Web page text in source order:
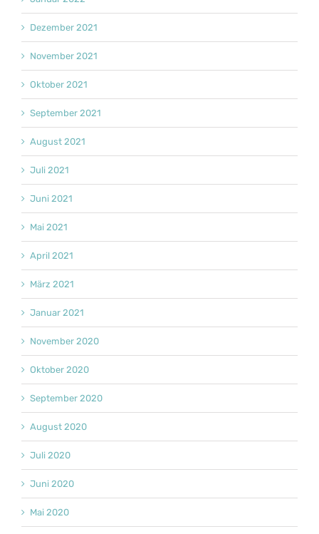
Dezember 2021
November 2021
Oktober 2021
September 2021
August 2021
Juli 2021
Juni 2021
Mai 2021
April 2021
März 2021
Januar 2021
November 2020
Oktober 2020
September 2020
August 2020
Juli 2020
Juni 2020
Mai 2020